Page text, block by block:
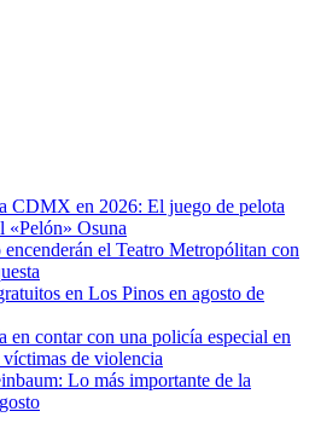
CDMX en 2026: El juego de pelota
«Pelón» Osuna
el Teatro Metropólitan con
en Los Pinos en agosto de
en contar con una policía especial en
de violencia
Lo más importante de la